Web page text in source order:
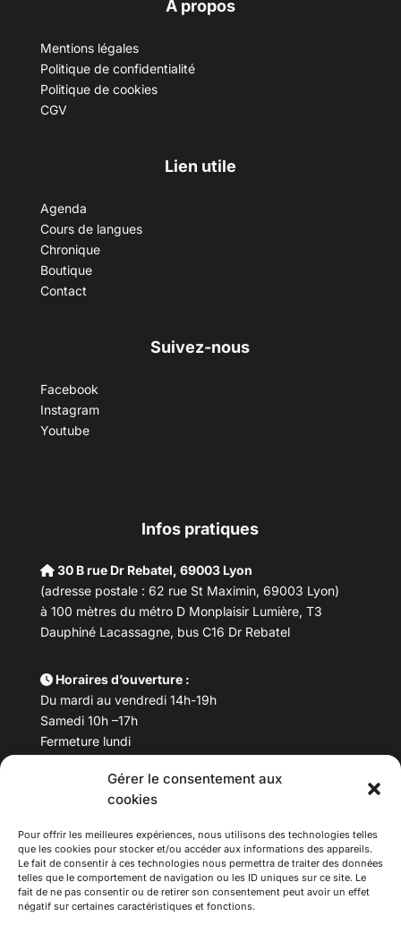
Gérer le consentement aux
cookies
Pour offrir les meilleures expériences, nous utilisons des technologies telles
que les cookies pour stocker et/ou accéder aux informations des appareils.
Le fait de consentir à ces technologies nous permettra de traiter des données
telles que le comportement de navigation ou les ID uniques sur ce site. Le
fait de ne pas consentir ou de retirer son consentement peut avoir un effet
négatif sur certaines caractéristiques et fonctions.
A propos
Mentions légales
Politique de confidentialité
Politique de cookies
CGV
Lien utile
Agenda
Cours de langues
Chronique
Boutique
Contact
Suivez-nous
Facebook
Instagram
Youtube
Infos pratiques
30 B rue Dr Rebatel, 69003 Lyon
(adresse postale : 62 rue St Maximin, 69003 Lyon)
à 100 mètres du métro D Monplaisir Lumière, T3
Dauphiné Lacassagne, bus C16 Dr Rebatel
Horaires d’ouverture :
Du mardi au vendredi 14h-19h
Samedi 10h –17h
Fermeture lundi
Téléphone : 04 78 53 06 40
maisondesculturesasiatiques@asiexpo.com